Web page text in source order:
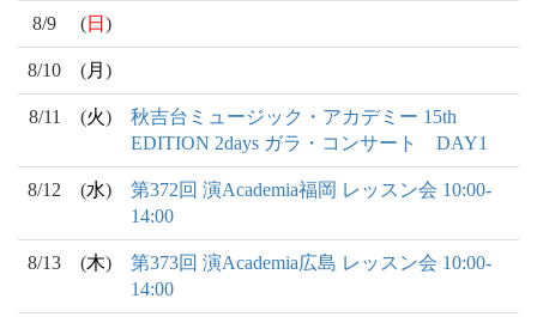
8/9 (日 )
8/10 (月 )
8/11 (火)
秋吉台ミュージック・アカデミー 15th
EDITION 2days ガラ・コンサート DAY1
8/12 (水)
第372回 演Academia福岡 レッスン会 10:00-
14:00
8/13 (木)
第373回 演Academia広島 レッスン会 10:00-
14:00